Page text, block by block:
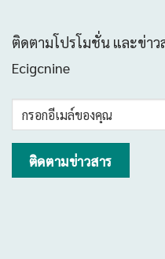
ติดตามโปรโมชั่น และข่าว
Ecigcnine